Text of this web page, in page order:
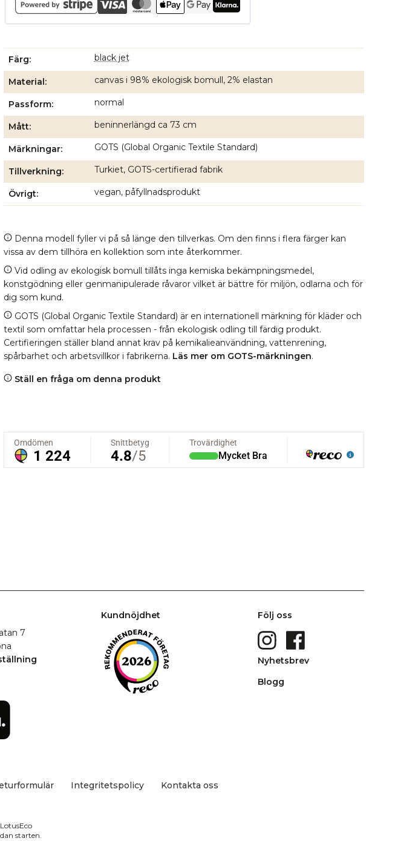
Färg black jet
Material canvas i 98% ekologisk bomull, 2% elastan
Passform normal
Mått beninnerlängd ca 73 cm
Märkningar GOTS (Global Organic Textile Standard)
Tillverkning Turkiet, GOTS-certifierad fabrik
Övrigt vegan, påfyllnadsprodukt
Denna modell fyller vi på så länge den tillverkas. Om den finns i flera färger kan
vissa av dem tillhöra en kollektion som inte återkommer.
Vid odling av ekologisk bomull tillåts inga kemiska bekämpningsmedel,
konstgödning eller genmanipulerade råvaror vilket är bättre för miljön, odlarna och för
dig som kund.
GOTS (Global Organic Textile Standard) är en internationell märkning för kläder och
textil som omfattar hela processen - från ekologisk odling till färdig produkt.
Certifieringen ställer bland annat krav på kemikalieanvändning, vattenrening,
spårbarhet och arbetsvillkor i fabrikerna. Läs mer om GOTS-märkningen.
Ställ en fråga om denna produkt
7
Kundnöjdhet Följ oss
Nyhetsbrev
Blogg
Integritetspolicy Kontakta oss
starten.